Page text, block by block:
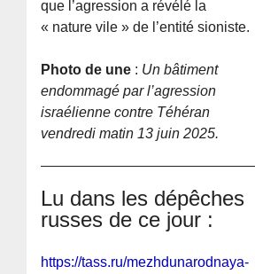
que l’agression a révélé la
« nature vile » de l’entité sioniste.
Photo de une : Un bâtiment
endommagé par l’agression
israélienne contre Téhéran
vendredi matin 13 juin 2025.
Lu dans les dépêches
russes de ce jour :
https://tass.ru/mezhdunarodnaya-